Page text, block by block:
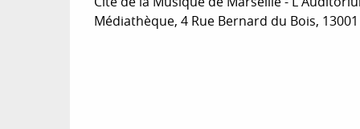
Médiathèque, 4 Rue Bernard du Bois,